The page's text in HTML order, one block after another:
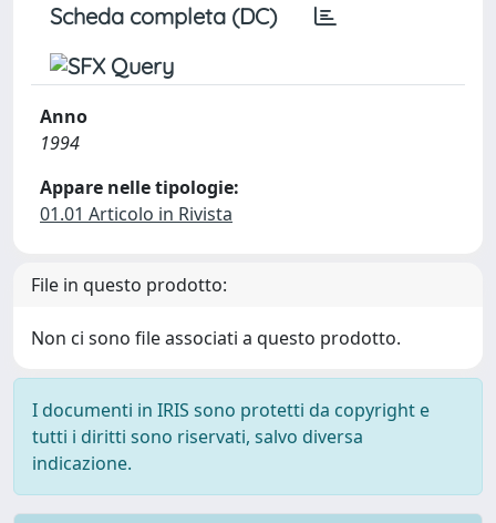
Scheda completa (DC)
Anno
1994
Appare nelle tipologie:
01.01 Articolo in Rivista
File in questo prodotto:
Non ci sono file associati a questo prodotto.
I documenti in IRIS sono protetti da copyright e
tutti i diritti sono riservati, salvo diversa
indicazione.